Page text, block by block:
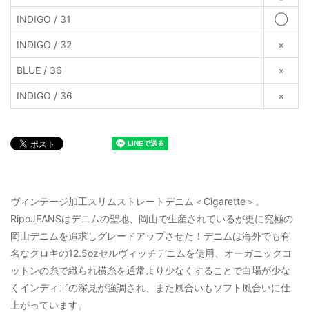
INDIGO / 31 ◯
INDIGO / 32 ×
BLUE / 36 ×
INDIGO / 36 ×
ヴィンテージ加工スリムストレートデニム＜Cigarette＞。
RipoJEANSはデニムの聖地、岡山で生産されているが更に究極の
岡山デニムを追求しグレードアップさせた！デニムは海外でも有
名なクロキの12.5ozセルヴィッチデニムを使用、オーガニックコ
ットンの糸で織られ横糸を通常より少なくすることで白場が少な
くインディゴの深見が強調され、また風合いもソフト風合いに仕
上がっています。